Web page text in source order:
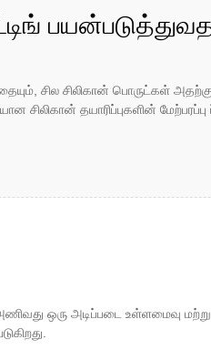
சில சிலிகான் பொருட்கள்
தயாரிப்புகளின் மேற்பரப்பு
ஒரு அடிப்படை உள்ளமைவு